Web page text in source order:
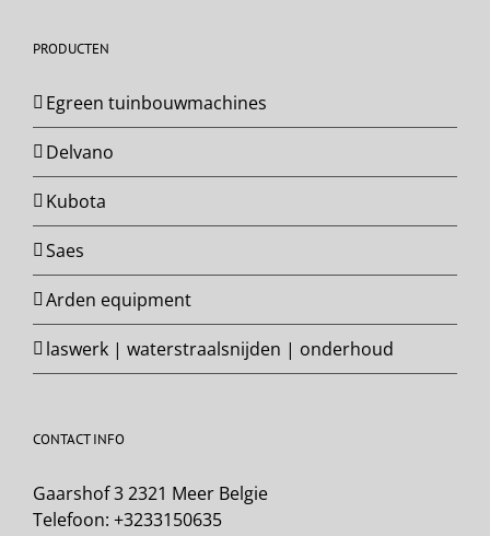
PRODUCTEN
Egreen tuinbouwmachines
Delvano
Kubota
Saes
Arden equipment
laswerk | waterstraalsnijden | onderhoud
CONTACT INFO
Gaarshof 3 2321 Meer Belgie
Telefoon: +3233150635